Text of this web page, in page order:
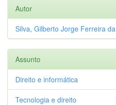
Autor
Silva, Gilberto Jorge Ferreira da
Assunto
Direito e informática
Tecnologia e direito